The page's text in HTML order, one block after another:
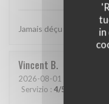
in
Jamais déçu chez
Vincent B
2026-08-01
Servizio : 4/5